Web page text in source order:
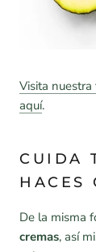
Visita
aquí.
CUIDA
HACES
De la misma
cremas, así